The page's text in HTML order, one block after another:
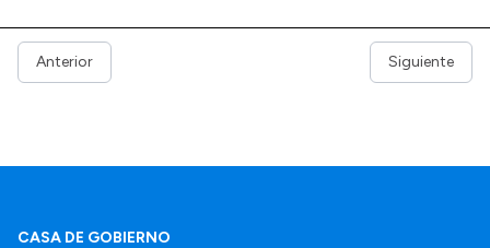
Anterior Siguiente
CASA DE GOBIERNO